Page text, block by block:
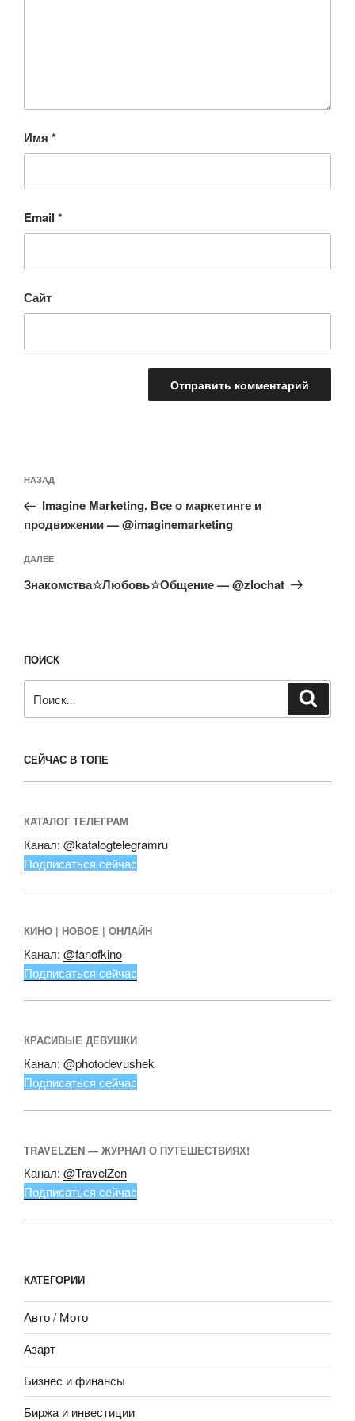
Имя *
Email *
Сайт
по
записям
Предыдущая
запись:
НАЗАД
Imagine Marketing. Все о маркетинге и
продвижении — @imaginemarketing
Следующая
запись
ДАЛЕЕ
Знакомства☆Любовь☆Общение — @zlochat
ПОИСК
СЕЙЧАС В ТОПЕ
КАТАЛОГ ТЕЛЕГРАМ
Канал: @katalogtelegramru
Подписаться сейчас
КИНО | НОВОЕ | ОНЛАЙН
Канал: @fanofkino
Подписаться сейчас
КРАСИВЫЕ ДЕВУШКИ
Канал: @photodevushek
Подписаться сейчас
TRAVELZEN — ЖУРНАЛ О ПУТЕШЕСТВИЯХ!
Канал: @TravelZen
Подписаться сейчас
КАТЕГОРИИ
Авто / Мото
Азарт
Бизнес и финансы
Биржа и инвестиции